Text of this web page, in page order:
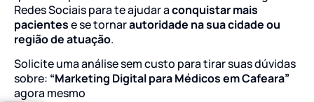
Redes Sociais para te ajudar aconquistar mais
pacientese se tornarautoridade na sua cidade ou
região de atuação.
Solicite uma análise sem custo para tirar suas dúvidas
sobre: “Marketing Digital para Médicos em Cafeara”
agora mesmo